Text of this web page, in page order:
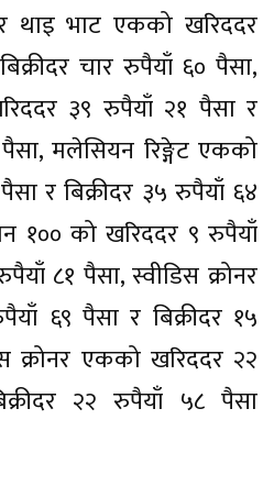
थाइ भाट एकको खरिददर
चार रुपैयाँ ६० पैसा,
३९ रुपैयाँ २१ पैसा र
मलेसियन रिङ्गेट एकको
र बिक्रीदर ३५ रुपैयाँ ६४
१०० को खरिददर ९ रुपैयाँ
८१ पैसा, स्वीडिस क्रोनर
६९ पैसा र बिक्रीदर १५
क्रोनर एकको खरिददर २२
२२ रुपैयाँ ५८ पैसा